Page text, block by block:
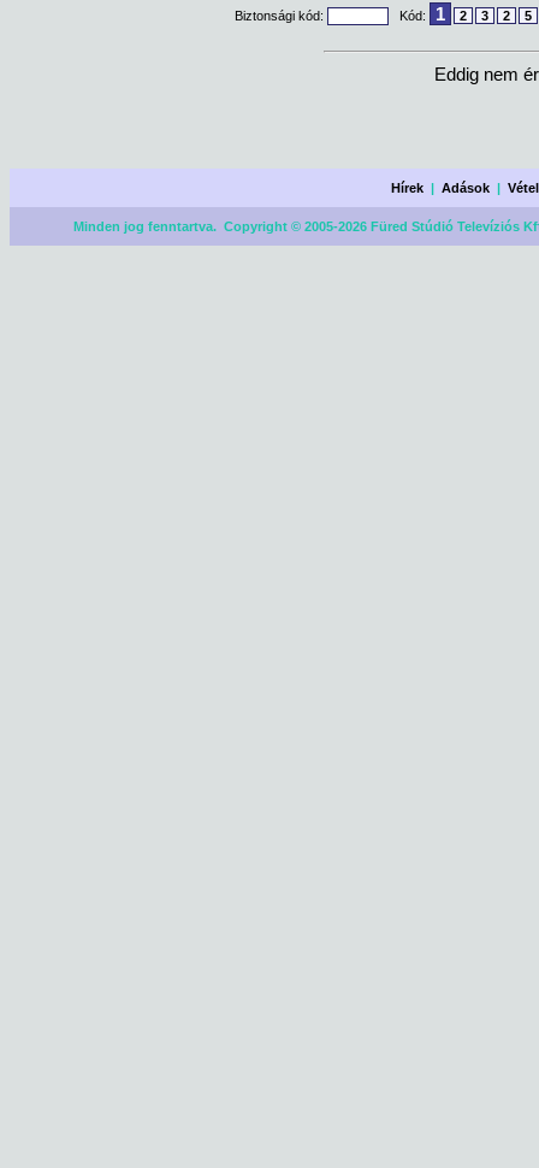
Biztonsági kód:
Kód: 1 2 3 2 5
Eddig nem
Hírek |Adások |
Minden jog fenntartva. Copyright © 2005-2026 Füred Stúdió Televíziós